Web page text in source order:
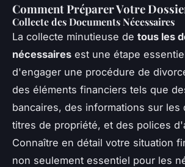
Comment Préparer Votre
Collecte des Documents Nécessaires
La collecte minutieuse de tous les
nécessaires est une étape
d'engager une procédure de
des éléments financiers tels que
bancaires, des informations sur les
titres de propriété, et des polices
Connaître en détail votre situation
non seulement essentiel pour les